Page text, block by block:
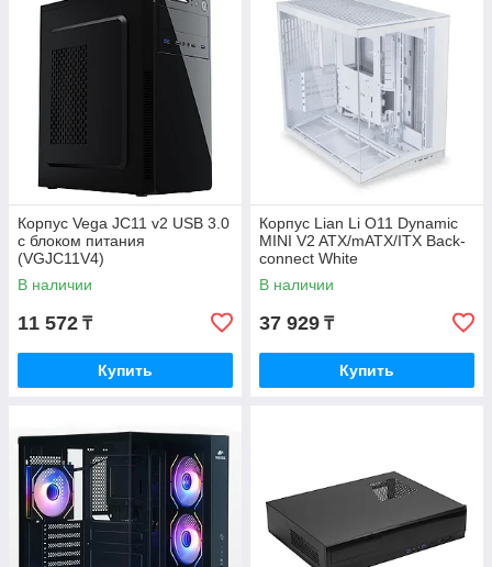
Корпус Vega JC11 v2 USB 3.0
с блоком питания
(VGJC11V4)
В наличии
11 572 ₸
Купить
Корпус Lian Li O11 Dynamic
MINI V2 ATX/mATX/ITX Back-
connect White
(G99.O11DMIV2W.00)
В наличии
37 929 ₸
Купить